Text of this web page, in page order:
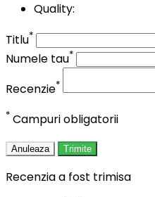
Quality:
Titlu*
Numele tau*
Recenzie*
* Campuri obligatorii
Anuleaza Trimite
Recenzia a fost trimisa